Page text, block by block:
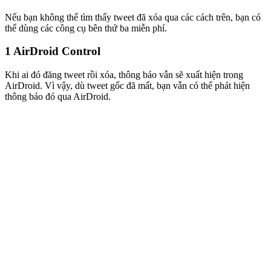
Nếu bạn không thể tìm thấy tweet đã xóa qua các cách trên, bạn có
thể dùng các công cụ bên thứ ba miễn phí.
1 AirDroid Control
Khi ai đó đăng tweet rồi xóa, thông báo vẫn sẽ xuất hiện trong
AirDroid. Vì vậy, dù tweet gốc đã mất, bạn vẫn có thể phát hiện
thông báo đó qua AirDroid.